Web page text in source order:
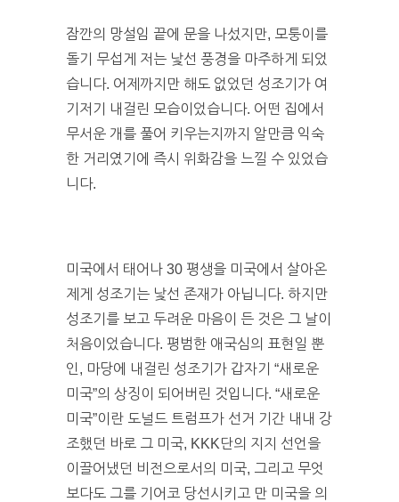
잠깐의 망설임 끝에 문을 나섰지만, 모퉁이를
돌기 무섭게 저는 낯선 풍경을 마주하게 되었
습니다. 어제까지만 해도 없었던 성조기가 여
기저기 내걸린 모습이었습니다. 어떤 집에서
무서운 개를 풀어 키우는지까지 알만큼 익숙
한 거리였기에 즉시 위화감을 느낄 수 있었습
니다.
미국에서 태어나 30 평생을 미국에서 살아온
제게 성조기는 낯선 존재가 아닙니다. 하지만
성조기를 보고 두려운 마음이 든 것은 그 날이
처음이었습니다. 평범한 애국심의 표현일 뿐
인, 마당에 내걸린 성조기가 갑자기 “새로운
미국”의 상징이 되어버린 것입니다. “새로운
미국”이란 도널드 트럼프가 선거 기간 내내 강
조했던 바로 그 미국, KKK단의 지지 선언을
이끌어냈던 비전으로서의 미국, 그리고 무엇
보다도 그를 기어코 당선시키고 만 미국을 의